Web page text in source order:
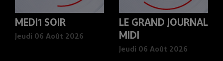
MEDI1 SOIR
Jeudi 06 Août 2026
LE GRAND JOURNAL
MIDI
Jeudi 06 Août 2026